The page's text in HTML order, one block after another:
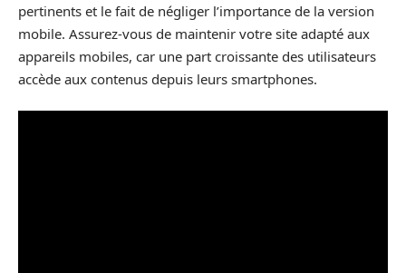
pertinents et le fait de négliger l’importance de la version
mobile. Assurez-vous de maintenir votre site adapté aux
appareils mobiles, car une part croissante des utilisateurs
accède aux contenus depuis leurs smartphones.